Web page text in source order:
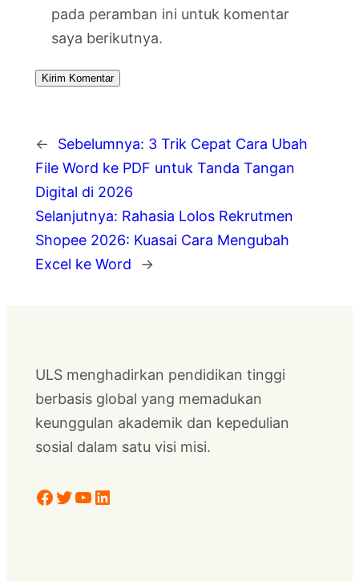
pada peramban ini untuk komentar
saya berikutnya.
← Sebelumnya: 3 Trik Cepat Cara Ubah
File Word ke PDF untuk Tanda Tangan
Digital di 2026
Selanjutnya: Rahasia Lolos Rekrutmen
Shopee 2026: Kuasai Cara Mengubah
Excel ke Word
→
ULS menghadirkan pendidikan tinggi
berbasis global yang memadukan
keunggulan akademik dan kepedulian
sosial dalam satu visi misi.
Facebook Twitter YouTube LinkedIn